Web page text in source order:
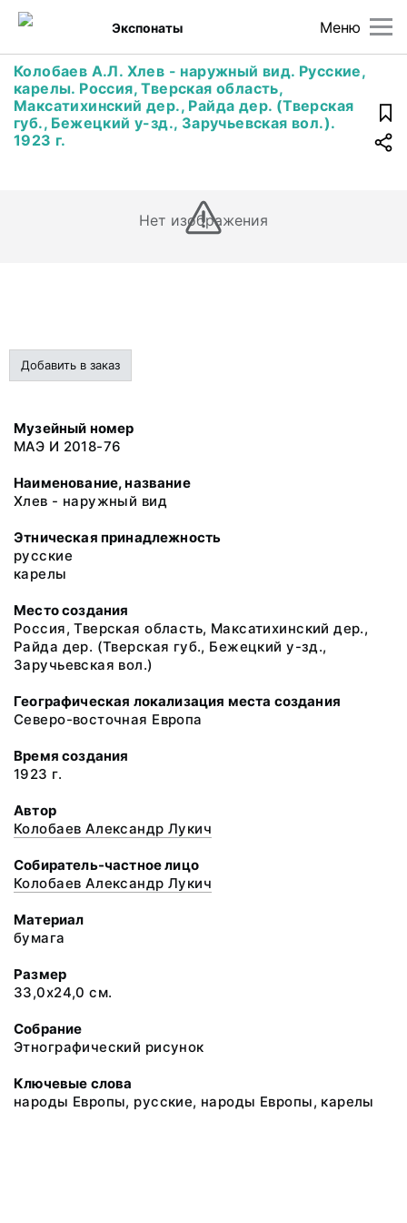
Меню
Экспонаты
Колобаев А.Л. Хлев - наружный вид. Русские,
карелы. Россия, Тверская область,
Максатихинский дер., Райда дер. (Тверская
губ., Бежецкий у-зд., Заручьевская вол.).
1923 г.
Нет изображения
Добавить в заказ
Музейный номер
МАЭ И 2018-76
Наименование, название
Хлев - наружный вид
Этническая принадлежность
русские
карелы
Место создания
Россия, Тверская область, Максатихинский дер.,
Райда дер. (Тверская губ., Бежецкий у-зд.,
Заручьевская вол.)
Географическая локализация места создания
Северо-восточная Европа
Время создания
1923 г.
Автор
Колобаев Александр Лукич
Собиратель-частное лицо
Колобаев Александр Лукич
Материал
бумага
Размер
33,0х24,0 см.
Собрание
Этнографический рисунок
Ключевые слова
народы Европы, русские, народы Европы, карелы